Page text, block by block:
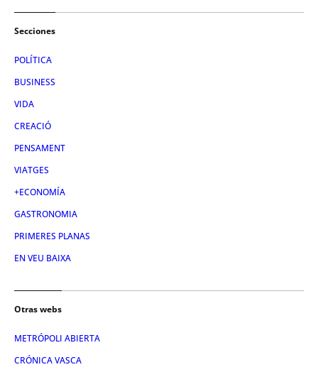
Secciones
POLÍTICA
BUSINESS
VIDA
CREACIÓ
PENSAMENT
VIATGES
+ECONOMÍA
GASTRONOMIA
PRIMERES PLANAS
EN VEU BAIXA
Otras webs
METRÓPOLI ABIERTA
CRÓNICA VASCA